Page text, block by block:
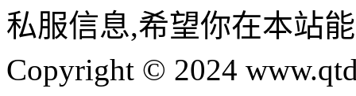
私服信息,希望你在本站
Copyright © 2024